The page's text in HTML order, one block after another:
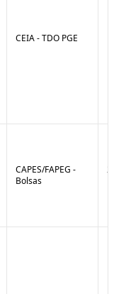
CEIA - TDO PGE
CAPES/FAPEG -
Bolsas